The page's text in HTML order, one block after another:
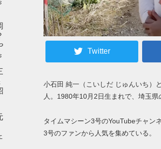
Twitter
小石田 純一（こいしだ じゅんいち）
人。1980年10月2日生まれで、埼玉県
タイムマシーン3号のYouTubeチャン
3号のファンから人気を集めている。